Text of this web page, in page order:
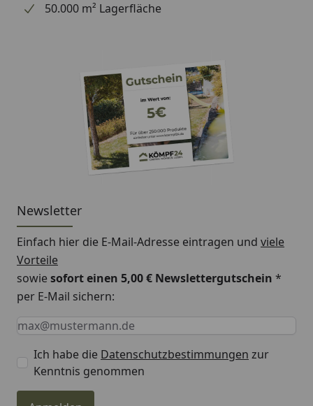
50.000 m² Lagerfläche
Newsletter
Einfach hier die E-Mail-Adresse eintragen und viele
Vorteile
sowiesofort einen 5,00 € Newslettergutschein *
per E-Mail sichern:
Keine Eingabe erforderlich
Eingabe erforderlich
E-Mail *
Ich habe die Datenschutzbestimmungen zur
Kenntnis genommen